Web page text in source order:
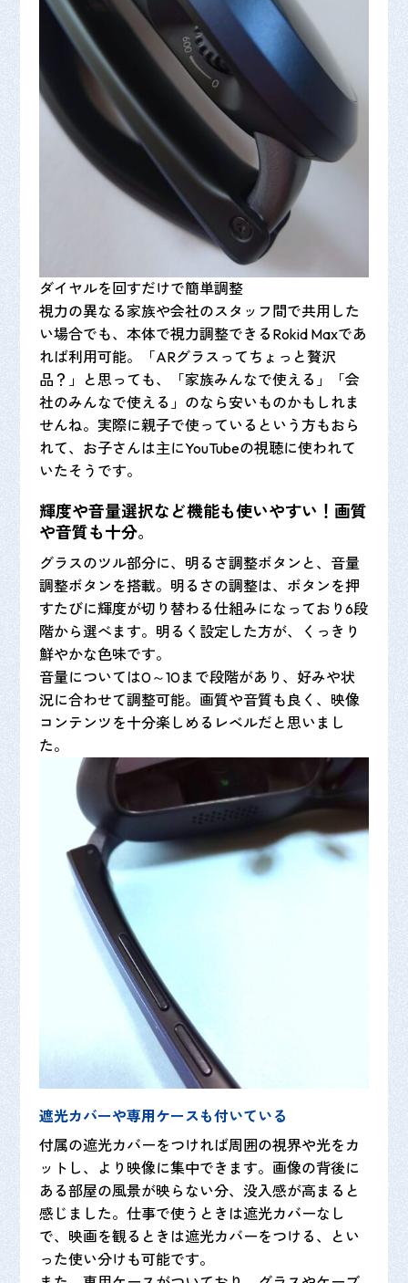
ダイヤルを回すだけで簡単調整
視力の異なる家族や会社のスタッフ間で共用した
い場合でも、本体で視力調整できるRokid Maxであ
れば利用可能。「ARグラスってちょっと贅沢
品？」と思っても、「家族みんなで使える」「会
社のみんなで使える」のなら安いものかもしれま
せんね。実際に親子で使っているという方もおら
れて、お子さんは主にYouTubeの視聴に使われて
いたそうです。
輝度や音量選択など機能も使いやすい！画質
や音質も十分。
グラスのツル部分に、明るさ調整ボタンと、音量
調整ボタンを搭載。明るさの調整は、ボタンを押
すたびに輝度が切り替わる仕組みになっており6段
階から選べます。明るく設定した方が、くっきり
鮮やかな色味です。
音量については0～10まで段階があり、好みや状
況に合わせて調整可能。画質や音質も良く、映像
コンテンツを十分楽しめるレベルだと思いまし
た。
遮光カバーや専用ケースも付いている
付属の遮光カバーをつければ周囲の視界や光をカ
ットし、より映像に集中できます。画像の背後に
ある部屋の風景が映らない分、没入感が高まると
感じました。仕事で使うときは遮光カバーなし
で、映画を観るときは遮光カバーをつける、とい
った使い分けも可能です。